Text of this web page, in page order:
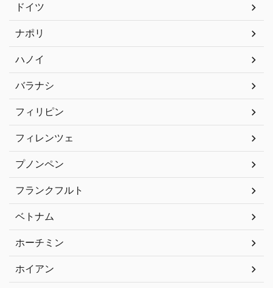
ドイツ
ナポリ
ハノイ
バラナシ
フィリピン
フィレンツェ
プノンペン
フランクフルト
ベトナム
ホーチミン
ホイアン